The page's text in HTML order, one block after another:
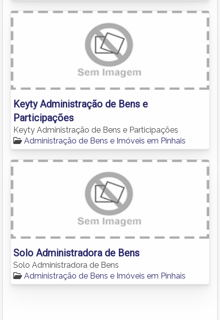
Keyty Administração de Bens e
Participações
Keyty Administração de Bens e Participações
Administração de Bens e Imóveis em Pinhais
Solo Administradora de Bens
Solo Administradora de Bens
Administração de Bens e Imóveis em Pinhais